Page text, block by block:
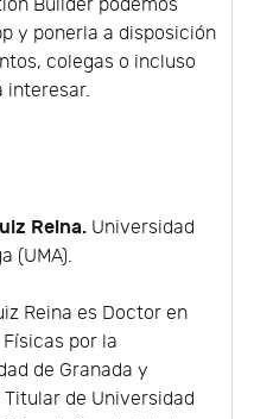
Builder podemos
y ponerla a disposición
colegas o incluso
interesar.
Reina. Universidad
(UMA).
Reina es Doctor en
por la
de Granada y
de Universidad